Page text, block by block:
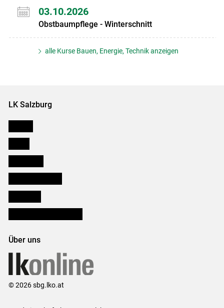
03.10.2026
Obstbaumpflege - Winterschnitt
alle Kurse Bauen, Energie, Technik anzeigen
LK Salzburg
Über uns
© 2026 sbg.lko.at